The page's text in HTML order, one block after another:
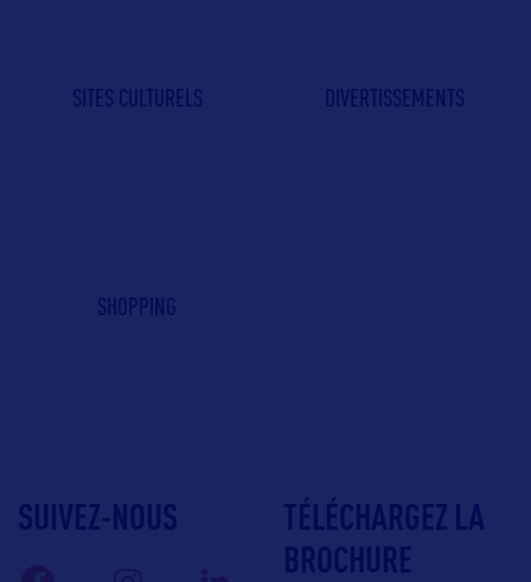
SITES CULTURELS DIVERTISSEMENTS
SHOPPING
SUIVEZ-NOUS
TÉLÉCHARGEZ LA
BROCHURE